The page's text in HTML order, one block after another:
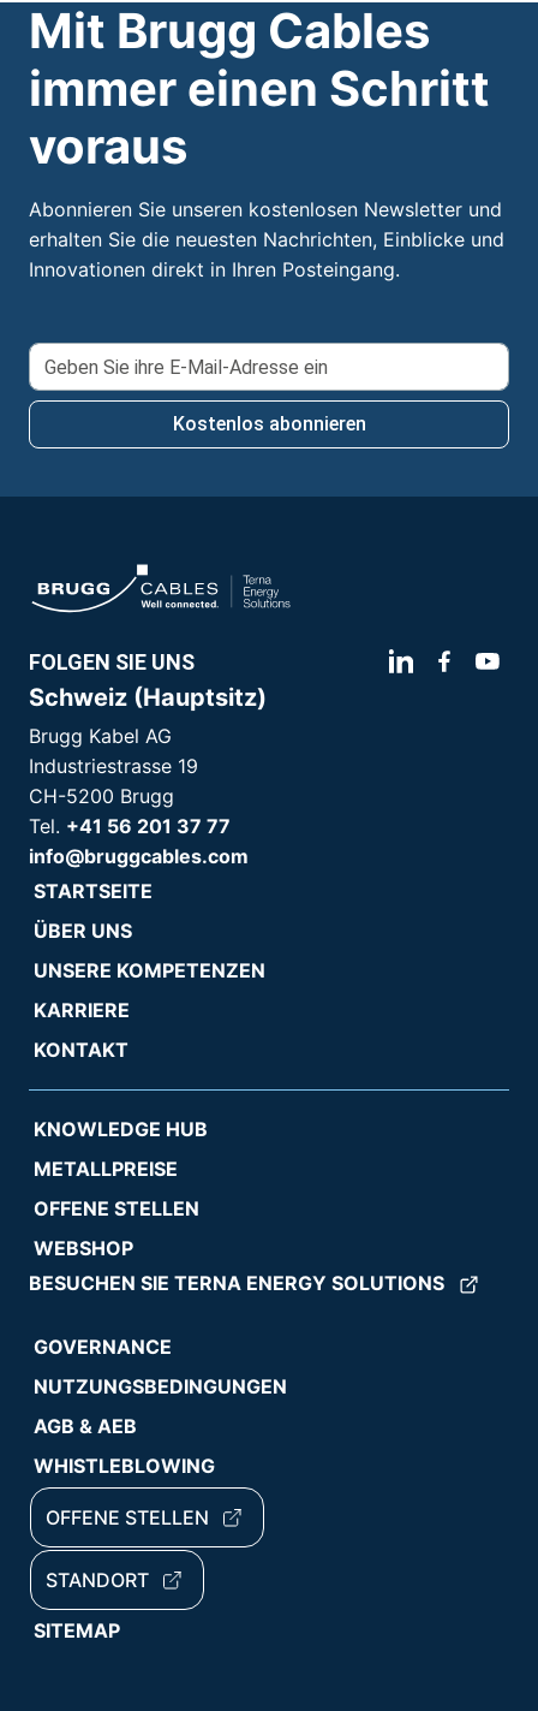
Mit Brugg Cables
immer einen Schritt
voraus
Abonnieren Sie unseren kostenlosen Newsletter und
erhalten Sie die neuesten Nachrichten, Einblicke und
Innovationen direkt in Ihren Posteingang.
Kostenlos abonnieren
FOLGEN SIE UNS
Schweiz (Hauptsitz)
Brugg Kabel AG
Industriestrasse 19
CH-5200 Brugg
Tel. +41 56 201 37 77
info@bruggcables.com
STARTSEITE
ÜBER UNS
UNSERE KOMPETENZEN
KARRIERE
KONTAKT
KNOWLEDGE HUB
METALLPREISE
OFFENE STELLEN
WEBSHOP
BESUCHEN SIE TERNA ENERGY SOLUTIONS
GOVERNANCE
NUTZUNGSBEDINGUNGEN
AGB & AEB
WHISTLEBLOWING
OFFENE STELLEN
STANDORT
SITEMAP